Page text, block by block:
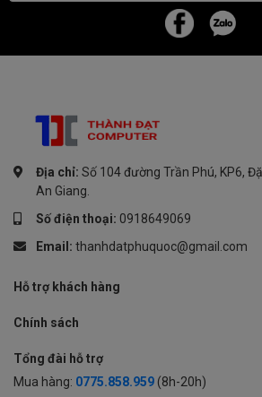
Địa chỉ: Số 104 đường Trần Phú, KP6,
An Giang.
Số điện thoại: 0918649069
Email: thanhdatphuquoc@gmail.com
Hỗ trợ khách hàng
Chính sách
Tổng đài hỗ trợ
Mua hàng: 0775.858.959 (8h-20h)